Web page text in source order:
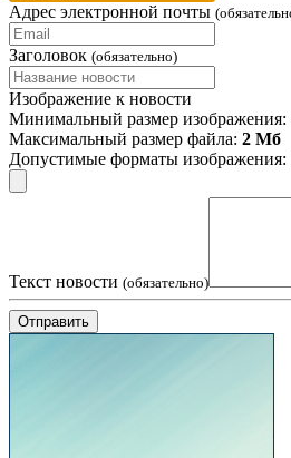
Адрес электронной почты
Заголовок (обязательно)
Изображение к новости
Минимальный размер изображения:
Максимальный размер файла: 2 Мб
Допустимые форматы изображения:
Текст новости (обязательно)
Отправить